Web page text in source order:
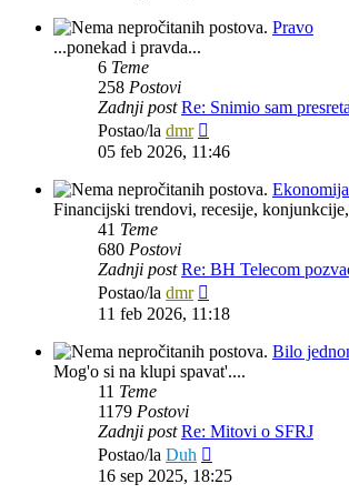
Pravo
...ponekad i pravda...
6 Teme
258 Postovi
Zadnji post Re: Snimio sam
Postao/la dmr
post
05 feb 2026, 11:46
Financijski trendovi, recesije,
41 Teme
680 Postovi
Zadnji post Re: BH Telecom
Postao/la dmr
post
11 feb 2026, 11:18
Bilo
Mog'o si na klupi spavat'....
11 Teme
1179 Postovi
Zadnji post Re: Mitovi o SFRJ
Postao/la Duh
post
16 sep 2025, 18:25